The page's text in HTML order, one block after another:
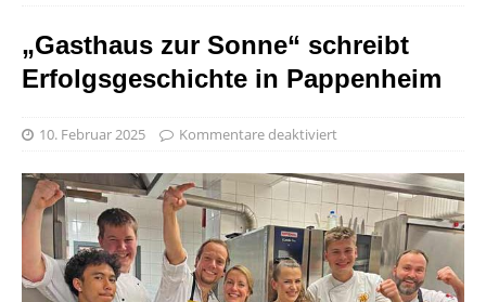
„Gasthaus zur Sonne“ schreibt
Erfolgsgeschichte in Pappenheim
10. Februar 2025 Kommentare deaktiviert